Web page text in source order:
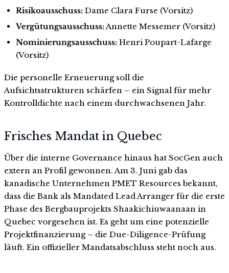
Risikoausschuss:Dame Clara Furse (Vorsitz)
Vergütungsausschuss:Annette Messemer (Vorsitz)
Nominierungsausschuss:Henri Poupart-Lafarge
(Vorsitz)
Die personelle Erneuerung soll die
Aufsichtsstrukturen schärfen – ein Signal für mehr
Kontrolldichte nach einem durchwachsenen Jahr.
Frisches Mandat in Quebec
Über die interne Governance hinaus hat SocGen auch
extern an Profil gewonnen. Am 3. Juni gab das
kanadische Unternehmen PMET Resources bekannt,
dass die Bank als Mandated Lead Arranger für die erste
Phase des Bergbauprojekts Shaakichiuwaanaan in
Quebec vorgesehen ist. Es geht um eine potenzielle
Projektfinanzierung – die Due-Diligence-Prüfung
läuft. Ein offizieller Mandatsabschluss steht noch aus.